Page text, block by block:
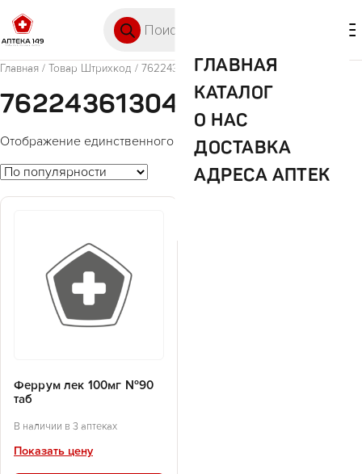
ГЛАВНАЯ
КАТАЛОГ
О НАС
ДОСТАВКА
АДРЕСА АПТЕК
Главная / Товар Штрихкод / 7622436130422
7622436130422
Отображение единственного товара
Феррум лек 100мг №90
таб
В наличии в 3 аптеках
Показать цену